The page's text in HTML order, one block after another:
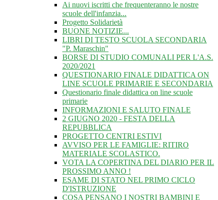
Ai nuovi iscritti che frequenteranno le nostre
scuole dell'infanzia...
Progetto Solidarietà
BUONE NOTIZIE...
LIBRI DI TESTO SCUOLA SECONDARIA
"P. Maraschin"
BORSE DI STUDIO COMUNALI PER L'A.S.
2020/2021
QUESTIONARIO FINALE DIDATTICA ON
LINE SCUOLE PRIMARIE E SECONDARIA
Questionario finale didattica on line scuole
primarie
INFORMAZIONI E SALUTO FINALE
2 GIUGNO 2020 - FESTA DELLA
REPUBBLICA
PROGETTO CENTRI ESTIVI
AVVISO PER LE FAMIGLIE: RITIRO
MATERIALE SCOLASTICO.
VOTA LA COPERTINA DEL DIARIO PER IL
PROSSIMO ANNO !
ESAME DI STATO NEL PRIMO CICLO
D'ISTRUZIONE
COSA PENSANO I NOSTRI BAMBINI E